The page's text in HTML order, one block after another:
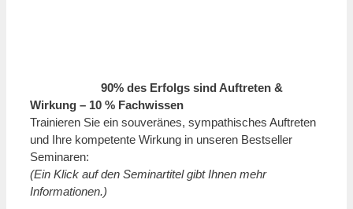
90% des Erfolgs sind Auftreten &
Wirkung – 10 % Fachwissen
Trainieren Sie ein souveränes, sympathisches Auftreten
und Ihre kompetente Wirkung in unseren Bestseller
Seminaren:
(Ein Klick auf den Seminartitel gibt Ihnen mehr
Informationen.)